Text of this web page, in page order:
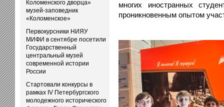
Коломенского дворца»
музей-заповедник
«Коломенское»
Первокурсники НИЯУ
МИФИ в сентябре посетили
Государственный
центральный музей
современной истории
России
Стартовали конкурсы в
рамках IV Петербургского
молодежного исторического
многих иностранных
проникновенным опытом